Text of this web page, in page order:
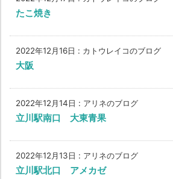
たこ焼き
2022年12月16日 : カトウレイコのブログ
大阪
2022年12月14日 : アリネのブログ
立川駅南口 大東青果
2022年12月13日 : アリネのブログ
立川駅北口 アメカゼ